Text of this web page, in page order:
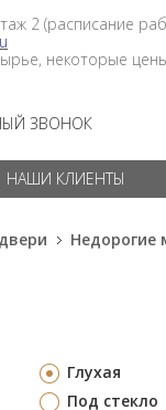
2 (расписание
некоторые
ЗВОНОК
НАШИ КЛИЕНТЫ
Недорогие
Глухая
Под стекло